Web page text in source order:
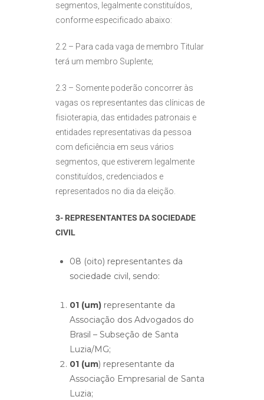
segmentos, legalmente constituídos,
conforme especificado abaixo:
2.2 – Para cada vaga de membro Titular
terá um membro Suplente;
2.3 – Somente poderão concorrer às
vagas os representantes das clínicas de
fisioterapia, das entidades patronais e
entidades representativas da pessoa
com deficiência em seus vários
segmentos, que estiverem legalmente
constituídos, credenciados e
representados no dia da eleição.
3- REPRESENTANTES DA SOCIEDADE
CIVIL
08 (oito) representantes da
sociedade civil, sendo:
01 (um) representante da
Associação dos Advogados do
Brasil – Subseção de Santa
Luzia/MG;
01 (um) representante da
Associação Empresarial de Santa
Luzia;